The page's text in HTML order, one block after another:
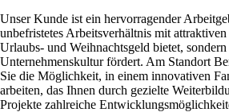
Unser Kunde ist ein hervorragender
unbefristetes Arbeitsverhältnis mit
Urlaubs- und Weihnachtsgeld bietet,
Unternehmenskultur fördert. Am Standort
Sie die Möglichkeit, in einem innovativen
arbeiten, das Ihnen durch gezielte
Projekte zahlreiche